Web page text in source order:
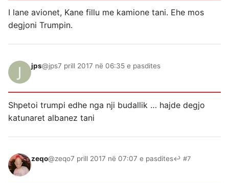
I lane avionet, Kane fillu me kamione tani. Ehe mos
degjoni Trumpin.
jps@jps7 prill 2017 në 06:35 e pasdites
Shpetoi trumpi edhe nga nji budallik … hajde degjo
katunaret albanez tani
zeqo@zeqo7 prill 2017 në 07:07 e pasdites↩ #7